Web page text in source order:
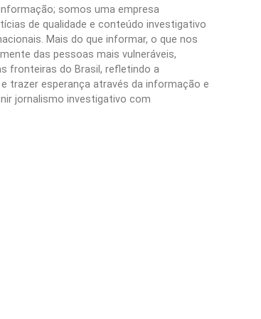
somos uma empresa
de qualidade e conteúdo investigativo
Mais do que informar, o que nos
das pessoas mais vulneráveis,
fronteiras do Brasil, refletindo a
trazer esperança através da informação e
jornalismo investigativo com